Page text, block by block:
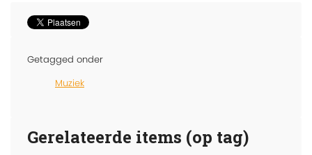
Getagged onder
Muziek
Gerelateerde items (op tag)